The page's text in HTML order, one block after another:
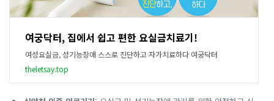
여궁닥터, 집에서 쉽고 편한 요실금치료기!
여성요실금, 성기능장애 스스로 진단하고 자가치료하다 여궁닥터
theletsay.top